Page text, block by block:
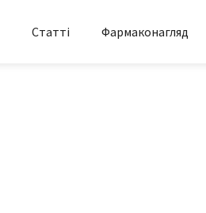
Статті Фармаконагляд